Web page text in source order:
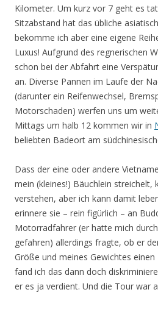
Kilometer. Um kurz vor 7 geht es
Sitzabstand hat das übliche
bekomme ich aber eine eigene
Luxus! Aufgrund des regnerischen
schon bei der Abfahrt eine
an. Diverse Pannen im Laufe der
(darunter ein Reifenwechsel,
Motorschaden) werfen uns um
Mittags um halb 12 kommen wir in
beliebten Badeort am
Dass der eine oder andere
mein (kleines!) Bäuchlein streichelt,
verstehen, aber ich kann damit
erinnere sie – rein figürlich – an
Motorradfahrer (er hatte mich
gefahren) allerdings fragte, ob er
Größe und meines Gewichtes einen
fand ich das dann doch
er es ja verdient. Und die Tour war